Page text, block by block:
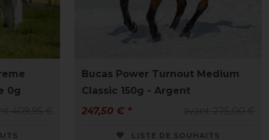
0g
Bucas Power Turnout Medium
Classic 150g - Argent
247,50 € *
LISTE DE SOUHAITS